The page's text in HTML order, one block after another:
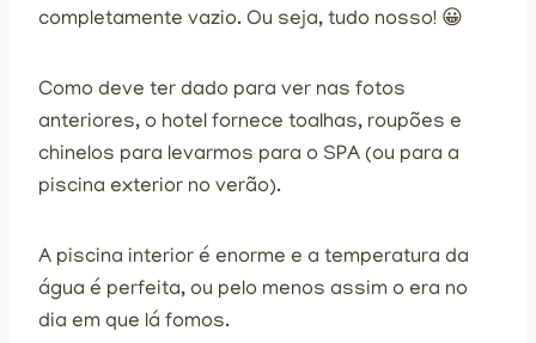
completamente vazio. Ou seja, tudo nosso! 😀
Como deve ter dado para ver nas fotos
anteriores, o hotel fornece toalhas, roupões e
chinelos para levarmos para o SPA (ou para a
piscina exterior no verão).
A piscina interior é enorme e a temperatura da
água é perfeita, ou pelo menos assim o era no
dia em que lá fomos.